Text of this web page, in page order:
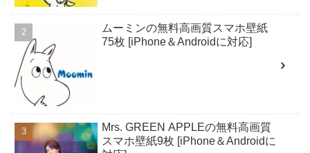
ムーミンの無料高画質スマホ壁紙
75枚 [iPhone＆Androidに対応]
Mrs. GREEN APPLEの無料高画質
スマホ壁紙9枚 [iPhone＆Androidに